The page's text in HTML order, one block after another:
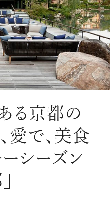
ましょう！
をする
る京都の
愛で、美食
ーシーズン